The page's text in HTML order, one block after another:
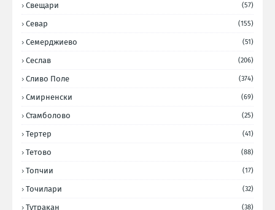
Свещари (57)
Севар (155)
Семерджиево (51)
Сеслав (206)
Сливо Поле (374)
Смирненски (69)
Стамболово (25)
Тертер (41)
Тетово (88)
Топчии (17)
Точилари (32)
Тутракан (38)